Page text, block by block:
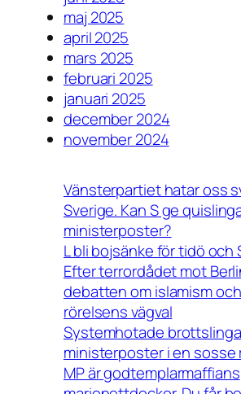
maj 2025
april 2025
mars 2025
februari 2025
januari 2025
december 2024
november 2024
Vänsterpartiet hatar oss
Sverige. Kan S ge
ministerposter?
L bli bojsänke för tidö och
Efter terrordådet mot
debatten om islamism
rörelsens vägval
Systemhotade
ministerposter i en sosse
MP är godtemplarmaffians